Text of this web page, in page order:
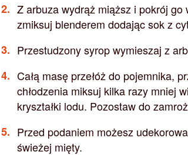
Z arbuza wydrąż miąższ i pokrój
zmiksuj blenderem dodając sok z
Przestudzony syrop wymieszaj z
Całą masę przełóż do pojemnika,
chłodzenia miksuj kilka razy mniej
kryształki lodu. Pozostaw do
Przed podaniem możesz
świeżej mięty.